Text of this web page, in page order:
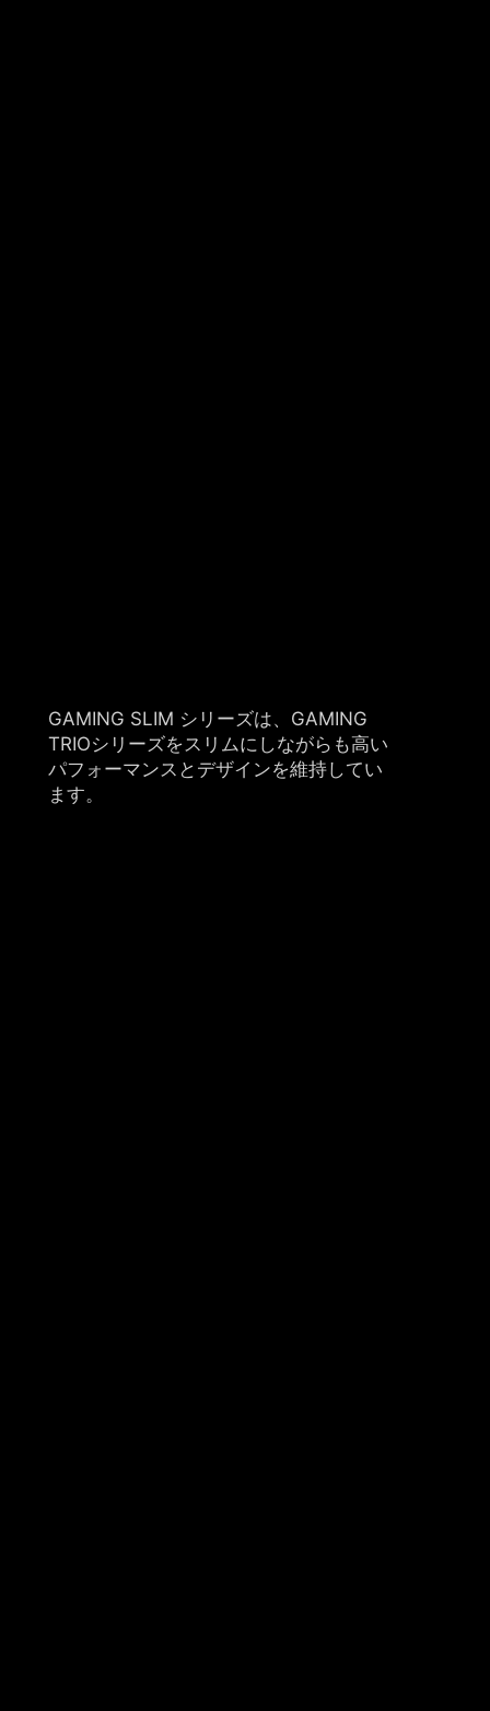
GAMING SLIM シリーズは、GAMING
TRIOシリーズをスリムにしながらも高い
パフォーマンスとデザインを維持してい
ます。